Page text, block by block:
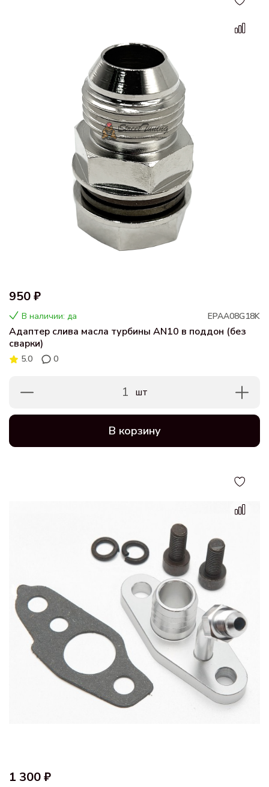
950 ₽
В наличии: да EPAA08G18K
Адаптер слива масла турбины AN10 в поддон (без
сварки)
5.0 0
1 шт
В корзину
1 300 ₽